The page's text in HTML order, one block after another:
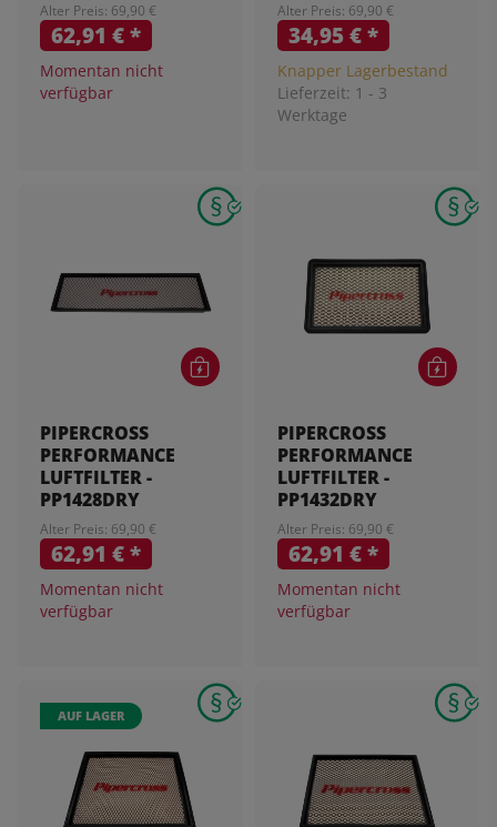
Alter Preis: 69,90 €
62,91 €*
Momentan nicht
verfügbar
Alter Preis: 69,90 €
34,95 €*
Knapper Lagerbestand
Lieferzeit: 1 - 3
Werktage
PIPERCROSS
PERFORMANCE
LUFTFILTER -
PP1428DRY
Alter Preis: 69,90 €
62,91 €*
Momentan nicht
verfügbar
PIPERCROSS
PERFORMANCE
LUFTFILTER -
PP1432DRY
Alter Preis: 69,90 €
62,91 €*
Momentan nicht
verfügbar
AUF LAGER